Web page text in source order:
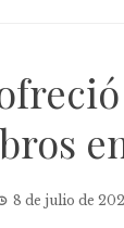
8 de julio de